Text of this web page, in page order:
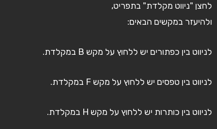
לחצן "ניווט מקלדת" בתפריט,
ולהיעזר במקשים הבאים:
לניווט בין כפתורים יש ללחוץ על מקש B במקלדת.
לניווט בין טפסים יש ללחוץ על מקש F במקלדת.
לניווט בין כותרות יש ללחוץ על מקש H במקלדת.